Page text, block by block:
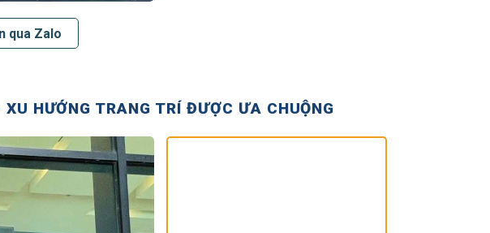
qua Zalo
HƯỚNG TRANG TRÍ ĐƯỢC ƯA CHUỘNG